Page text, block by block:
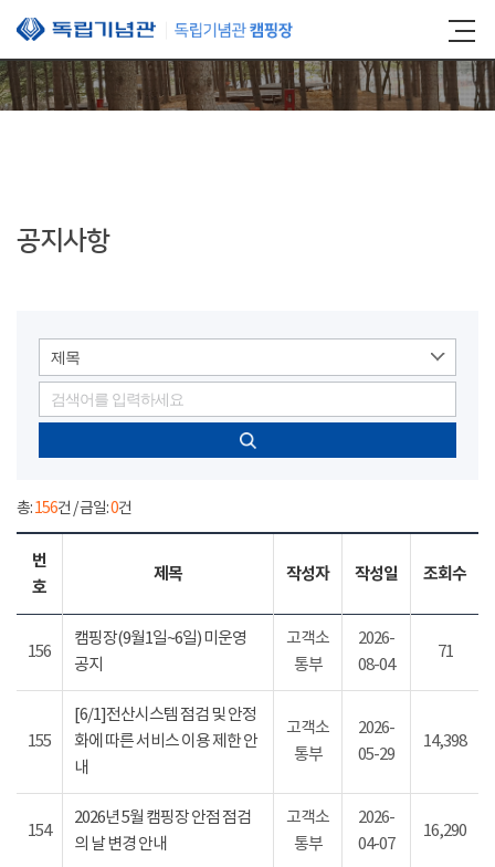
본문 바로가기
공지사항
제목
총:156건 / 금일:0건
번
호
제목 작성자 작성일 조회수
156
캠핑장(9월1일~6일) 미운영
공지
고객소
통부
2026-
08-04
71
155
[6/1]전산시스템 점검 및 안정
화에 따른 서비스 이용 제한 안
내
고객소
통부
2026-
05-29
14,398
154
2026년 5월 캠핑장 안점 점검
의 날 변경 안내
고객소
통부
2026-
04-07
16,290